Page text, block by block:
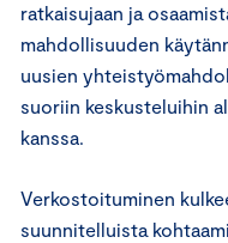
ratkaisujaan ja
mahdollisuuden
uusien
suoriin keskusteluihin
kanssa.
Verkostoituminen
suunnitelluista